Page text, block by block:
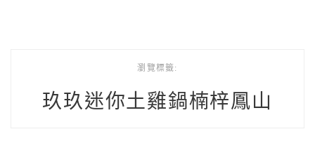
瀏覽標籤:
玖玖迷你土雞鍋楠梓鳳山